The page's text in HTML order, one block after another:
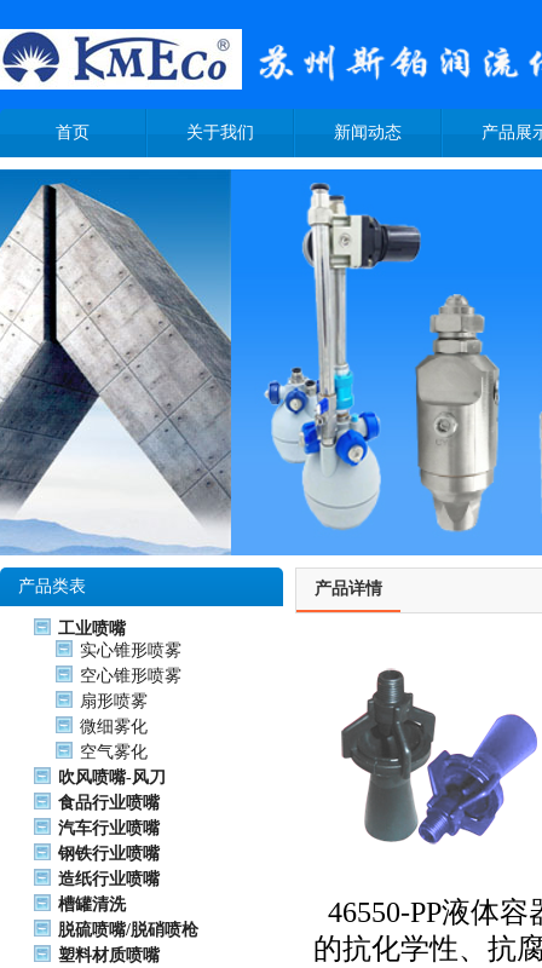
首页 关于我们 新闻动态 产品展
产品类表
工业喷嘴
实心锥形喷雾
空心锥形喷雾
扇形喷雾
微细雾化
空气雾化
吹风喷嘴-风刀
食品行业喷嘴
汽车行业喷嘴
钢铁行业喷嘴
造纸行业喷嘴
槽罐清洗
脱硫喷嘴/脱硝喷枪
塑料材质喷嘴
产品详情
46550-PP液体
的抗化学性、抗